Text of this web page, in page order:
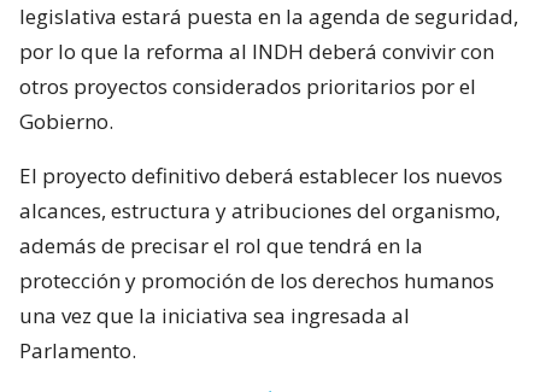
legislativa estará puesta en la agenda de seguridad,
por lo que la reforma al INDH deberá convivir con
otros proyectos considerados prioritarios por el
Gobierno.
El proyecto definitivo deberá establecer los nuevos
alcances, estructura y atribuciones del organismo,
además de precisar el rol que tendrá en la
protección y promoción de los derechos humanos
una vez que la iniciativa sea ingresada al
Parlamento.